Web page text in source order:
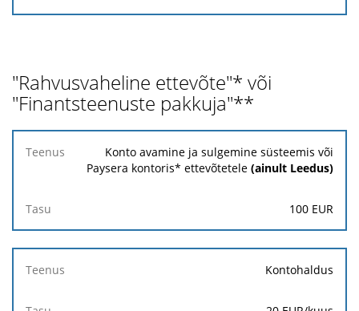
"Rahvusvaheline ettevõte"* või
"Finantsteenuste pakkuja"**
Teenus
Konto avamine ja sulgemine süsteemis või
Paysera kontoris* ettevõtetele (ainult Leedus)
100 EUR
Kontohaldus